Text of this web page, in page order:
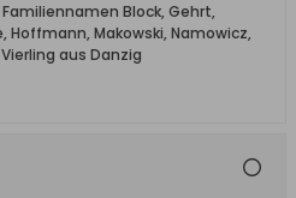
Block, Gehrt,
Hoffmann, Makowski, Namowicz,
aus Danzig